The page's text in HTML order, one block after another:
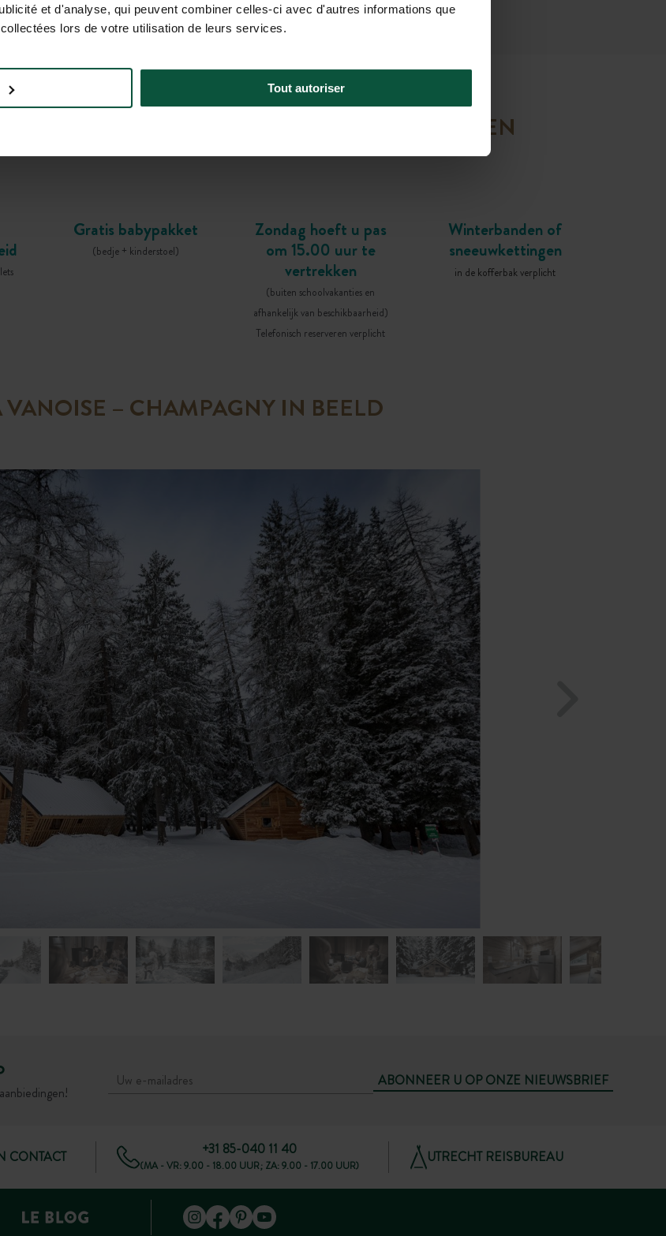
et d'analyse, qui peuvent combiner celles-ci avec d'autres informations que
lors de votre utilisation de leurs services.
Tout autoriser
BOEK UW VERBLIJF
OM UW VERBLIJF VOOR TE BEREIDEN
Gratis babypakket
(bedje + kinderstoel)
Zondag hoeft u pas
om 15.00 uur te
vertrekken
(buiten schoolvakanties en
afhankelijk van beschikbaarheid)
Telefonisch reserveren verplicht
Winterbanden of
sneeuwkettingen
in de kofferbak verplicht
– CHAMPAGNY IN BEELD
ABONNEER U OP ONZE NIEUWSBRIEF
CONTACT +31 85-040 11 40
(MA - VR: 9.00 - 18.00 UUR; ZA: 9.00 - 17.00 UUR) UTRECHT REISBUREAU